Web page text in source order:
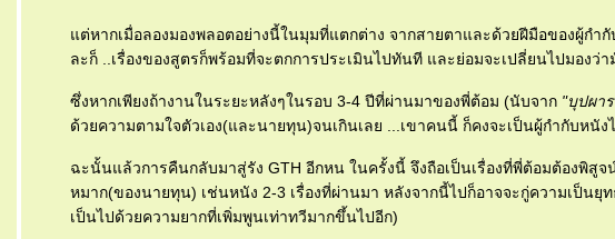
ต่หากเมื่อลองมองพลอตอย่างนี้ในมุมที่แตกต่าง จากสายตาและด้วยฝีมือของผู้กำ
ละก็ ..เรื่องของสูตรก็พร้อมที่จะตกการประเมินไปทันที และย่อมจะเปลี่ยนไปมอง
ซึ่งหากเพียงถ้างานในระยะหลังๆในรอบ 3-4 ปีที่ผ่านมาของพี่ต้อม (นับจาก "บุปผา
ด้วยความตามใจตัวเอง(และนายทุน)จนเกินเลย ...เขาคนนี้ ก็คงจะเป็นผู้กำกับหนั
ฉะนั้นแล้วการคืนกลับมาสู่รัง GTH อีกหน ในครั้งนี้ จึงถือเป็นเรื่องที่พี่ต้อมต้องพิสูจ
หมาก(ของนายทุน) เช่นหนัง 2-3 เรื่องที่ผ่านมา หลังจากนี้ไปก็อาจจะกู่ความเป็นยุ
เป็นไปด้วยความยากที่เพิ่มพูนเท่าทวีมากขึ้นไปอีก)